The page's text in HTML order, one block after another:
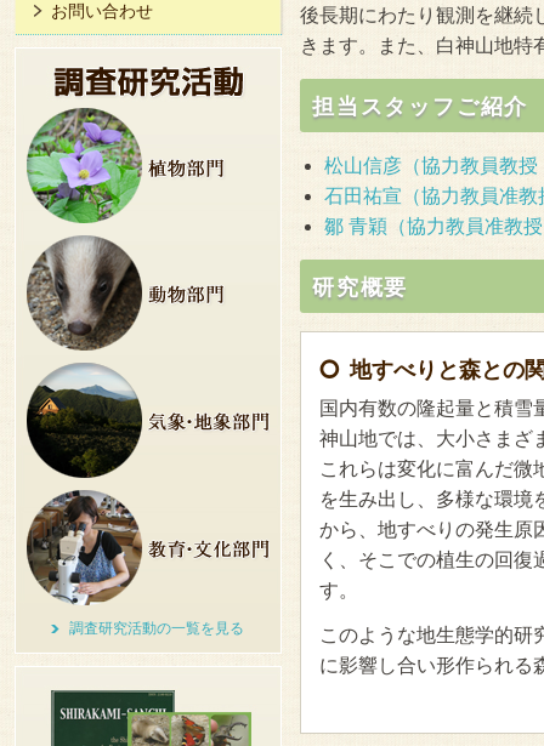
後長期にわたり観測を継続
きます。また、白神山地特
担当スタッフご紹介
松山信彦（協力教員教授
石田祐宣（協力教員准教
鄒 青穎（協力教員准教
研究概要
地すべりと森との
国内有数の隆起量と積雪
神山地では、大小さまざ
これらは変化に富んだ微
を生み出し、多様な環境
から、地すべりの発生原
く、そこでの植生の回
す。
このような地生態学的研
に影響し合い形作られる
お問い合わせ
調査研究活動の一覧を見る